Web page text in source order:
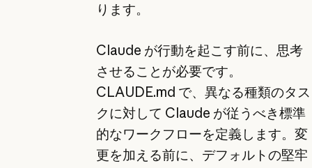
ります。
Claude が行動を起こす前に、思考
させることが必要です。
CLAUDE.md で、異なる種類のタス
クに対して Claude が従うべき標準
的なワークフローを定義します。変
更を加える前に、デフォルトの堅牢